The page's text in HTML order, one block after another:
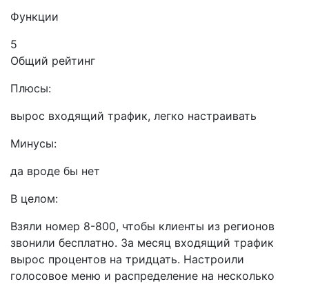
Функции
5
Общий рейтинг
Плюсы:
вырос входящий трафик, легко настраивать
Минусы:
да вроде бы нет
В целом:
Взяли номер 8-800, чтобы клиенты из регионов
звонили бесплатно. За месяц входящий трафик
вырос процентов на тридцать. Настроили
голосовое меню и распределение на несколько